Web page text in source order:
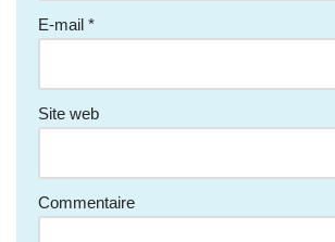
E-mail *
Site web
Commentaire